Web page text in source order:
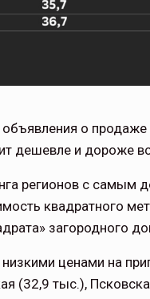
о
дешевле и дороже
регионов с самым
квадратного
загородного
низкими ценами на
(32,9 тыс.),